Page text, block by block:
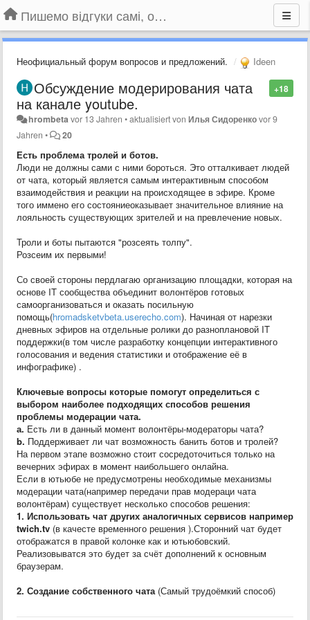
Пишемо відгуки самі, обговорюємо інші ідеї та пропозиції до Громадського Телебачення
Неофициальный форум вопросов и предложений. Ideen
+18
Обсуждение модерирования чата
на канале youtube.
hrombeta vor 13 Jahren •aktualisiert vonИлья Сидоренкоvor 9
Jahren • 20
Есть проблема тролей и ботов.
Люди не должны сами с ними бороться. Это отталкивает людей
от чата, который является самым интерактивным способом
взаимодействия и реакции на происходящее в эфире. Кроме
того иммено его состояниеоказывает значительное влияние на
лояльность существующих зрителей и на превлечение новых.
Троли и боты пытаются "розсеять толпу".
Розсеим их первыми!
Со своей стороны пердлагаю организацию площадки, которая на
основе IT сообщества объединит волонтёров готовых
самоорганизоваться и оказать посильную
помощь(hromadsketvbeta.userecho.com). Начиная от нарезки
дневных эфиров на отдельные ролики до разноплановой IT
поддержки(в том числе разработку концепции интерактивного
голосования и ведения статистики и отображение её в
инфографике) .
Ключевые вопросы которые помогут определиться с
выбором наиболее подходящих способов решения
проблемы модерации чата.
а. Есть ли в данный момент волонтёры-модераторы чата?
b. Поддерживает ли чат возможность банить ботов и тролей?
На первом этапе возможно стоит сосредоточиться только на
вечерних эфирах в момент наибольшего онлайна.
Если в ютьюбе не предусмотрены необходимые механизмы
модерации чата(например передачи прав модераци чата
волонтёрам) существует несколько способов решения:
1. Использовать чат других аналогичных сервисов например
twich.tv (в качесте временного решения ).Сторонний чат будет
отображатся в правой колонке как и ютьюбовский.
Реализовыватся это будет за счёт дополнений к основным
браузерам.
2. Создание собственного чата (Самый трудоёмкий способ)